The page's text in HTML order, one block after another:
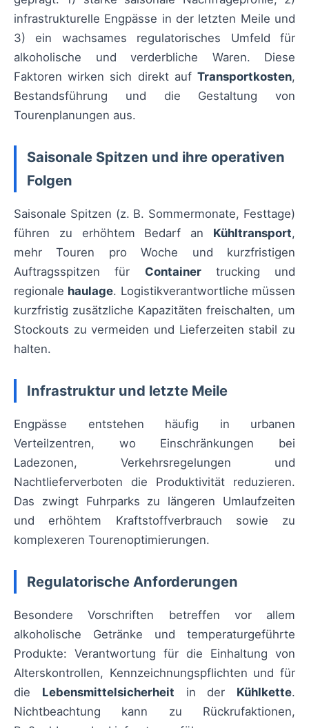
infrastrukturelle Engpässe in der letzten Meile und
3) ein wachsames regulatorisches Umfeld für
alkoholische und verderbliche Waren. Diese
Faktoren wirken sich direkt auf Transportkosten,
Bestandsführung und die Gestaltung von
Tourenplanungen aus.
Saisonale Spitzen und ihre operativen
Folgen
Saisonale Spitzen (z. B. Sommermonate, Festtage)
führen zu erhöhtem Bedarf an Kühltransport,
mehr Touren pro Woche und kurzfristigen
Auftragsspitzen für Containertrucking und
regionale haulage. Logistikverantwortliche müssen
kurzfristig zusätzliche Kapazitäten freischalten, um
Stockouts zu vermeiden und Lieferzeiten stabil zu
halten.
Infrastruktur und letzte Meile
Engpässe entstehen häufig in urbanen
Verteilzentren, wo Einschränkungen bei
Ladezonen, Verkehrsregelungen und
Nachtlieferverboten die Produktivität reduzieren.
Das zwingt Fuhrparks zu längeren Umlaufzeiten
und erhöhtem Kraftstoffverbrauch sowie zu
komplexeren Tourenoptimierungen.
Regulatorische Anforderungen
Besondere Vorschriften betreffen vor allem
alkoholische Getränke und temperaturgeführte
Produkte: Verantwortung für die Einhaltung von
Alterskontrollen, Kennzeichnungspflichten und für
die Lebensmittelsicherheit in der Kühlkette.
Nichtbeachtung kann zu Rückrufaktionen,